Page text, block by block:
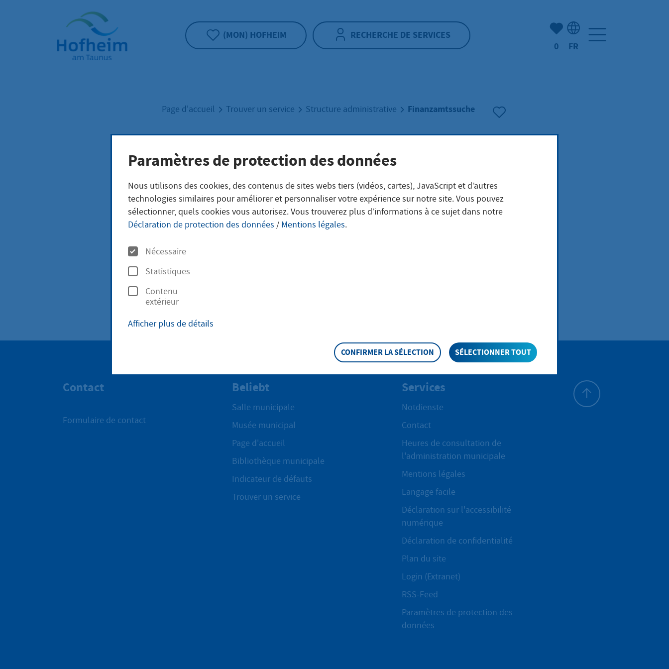
Accueil"
(MON) HOFHEIM RECHERCHE DE SERVICES
Nombre d'éléments mis en
0 FR
Page d'accueil Trouver un service Structure administrative Finanzamtssuche
Finanzamtssuche
zurück zur Übersicht
Unsere Leistungen
Contact
Formulaire de contact
Beliebt
Salle municipale
Musée municipal
Page d'accueil
Bibliothèque municipale
Indicateur de défauts
Trouver un service
Services
Notdienste
Contact
Heures de consultation de
l'administration municipale
Mentions légales
Langage facile
Déclaration sur l'accessibilité
numérique
Déclaration de confidentialité
Plan du site
Login (Extranet)
RSS-Feed
Paramètres de protection des
données
Paramètres de protection des données
Nous utilisons des cookies, des contenus de sites webs tiers (vidéos, cartes), JavaScript et d’autres
technologies similaires pour améliorer et personnaliser votre expérience sur notre site. Vous pouvez
sélectionner, quels cookies vous autorisez. Vous trouverez plus d’informations à ce sujet dans notre
Déclaration de protection des données / Mentions légales.
O
p
t
i
o
Nécessaire
Statistiques
Contenu
extérieur
Afficher plus de détails
CONFIRMER LA SÉLECTION SÉLECTIONNER TOUT